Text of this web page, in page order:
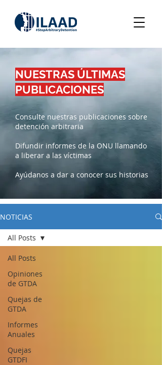
NUESTRAS ÚLTIMAS
PUBLICACIONES
Consulte nuestras publicaciones sobre
detención arbitraria
Difundir informes de la ONU llamando
a liberar a las víctimas
Ayúdanos a dar a conocer sus historias
NOTICIAS
All Posts
Opiniones
de GTDA
Quejas de
GTDA
Informes
Anuales
Quejas
GTDFI
All Posts